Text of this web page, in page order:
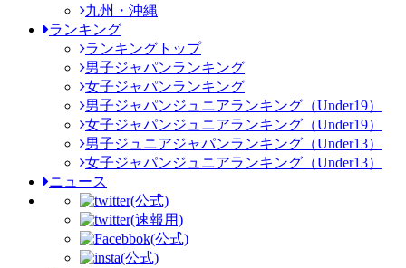
九州・沖縄
ランキング
ランキングトップ
男子ジャパンランキング
女子ジャパンランキング
男子ジャパンジュニアランキング（Under19）
女子ジャパンジュニアランキング（Under19）
男子ジュニアジャパンランキング（Under13）
女子ジャパンジュニアランキング（Under13）
ニュース
(公式)
(速報用)
(公式)
(公式)